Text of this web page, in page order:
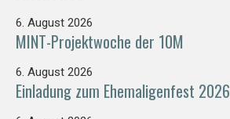
6. August 2026
MINT-Projektwoche der 10M
6. August 2026
Einladung zum Ehemaligenfest 2026